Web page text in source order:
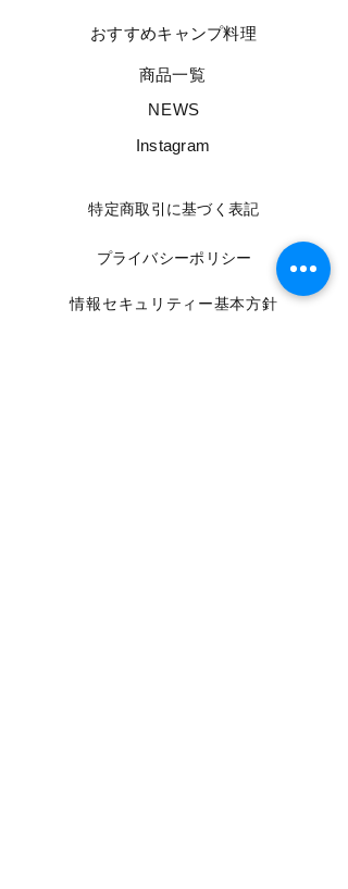
​おすすめキャンプ料理
​商品一覧
​NEWS
​Instagram
​特定商取引に基づく表記
​プライバシーポリシー
​情報セキュリティー基本方針